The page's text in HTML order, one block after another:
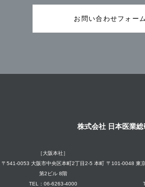
お問い合わせフォー
株式会社 日本医業総
［大阪本社］
〒541-0053 大阪市中央区本町2丁目2-5 本町
第2ビル 8階
TEL：06-6263-4000
〒101-0048 東